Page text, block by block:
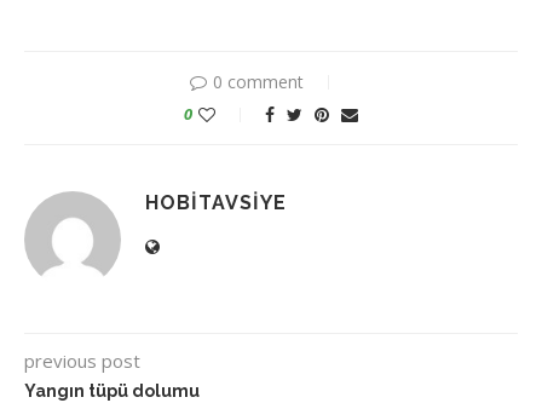
0 comment
0
HOBITAVSIYE
previous post
Yangın tüpü dolumu